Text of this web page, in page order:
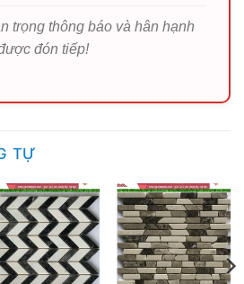
trọng thông báo và hân hạnh
đón tiếp!
TỰ